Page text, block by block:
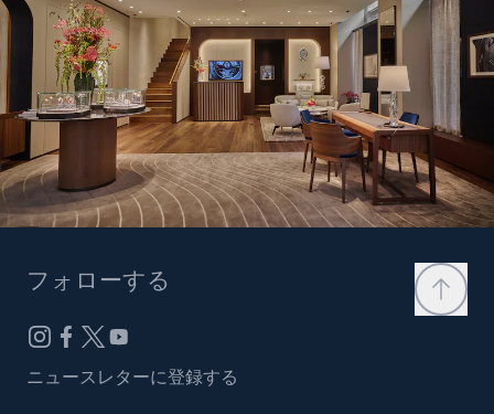
フォローする
ニュースレターに登録する